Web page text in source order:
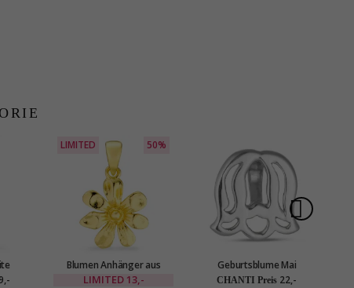
LIMITED 50%
Blumen Anhänger aus
vergoldetes Messing - Eliné
LIMITED 13,-
Geburtsblume Mai
Maiglöckchen Anhänger
CHANTI Preis 22,-